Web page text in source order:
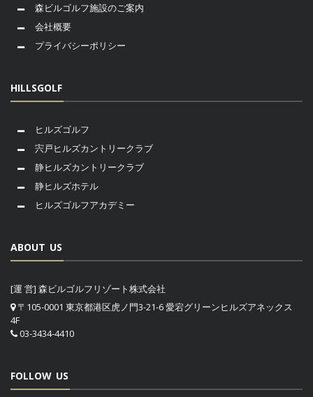
森ビルゴルフ施設のご案内
会社概要
プライバシーポリシー
HILLSGOLF
ヒルズゴルフ
宍戸ヒルズカントリークラブ
静ヒルズカントリークラブ
静ヒルズホテル
ヒルズゴルフアカデミー
ABOUT US
[運 営] 森ビルゴルフリゾート株式会社
〒105-0001 東京都港区虎ノ門3-21-6 愛宕グリーンヒルズアネックス
4F
03-3434-4410
FOLLOW US